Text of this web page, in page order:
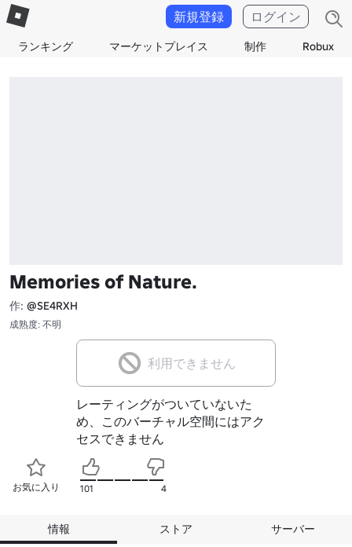
ランキング マーケットプレイス 制作 Robux
新規登録 ログイン
Memories of Nature.
作: @SE4RXH
成熟度: 不明
利用できません
レーティングがついていないた
め、このバーチャル空間にはアク
セスできません
お気に入り 101 4
情報 ストア サーバー